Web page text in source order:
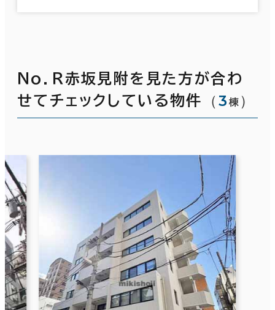
Ｎｏ．Ｒ赤坂見附を見た方が合わ
せてチェックしている物件
（3 棟 ）